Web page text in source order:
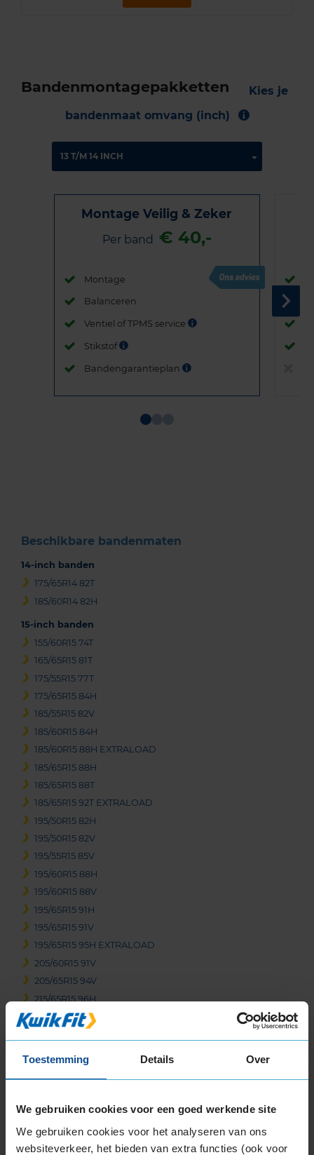
Toestemming Details Over
We gebruiken cookies voor een goed werkende site
We gebruiken cookies voor het analyseren van ons
websiteverkeer, het bieden van extra functies (ook voor
Bandenmontagepakketten
Kies je
bandenmaat omvang (inch)
Montage Veilig & Zeker
Per band € 40,-
Montage
Balanceren
Ventiel of TPMS service
Stikstof
Bandengarantieplan
Beschikbare bandenmaten
14-inch banden
175/65R14 82T
185/60R14 82H
15-inch banden
155/60R15 74T
165/65R15 81T
175/55R15 77T
175/65R15 84H
185/55R15 82V
185/60R15 84H
185/60R15 88H EXTRALOAD
185/65R15 88H
185/65R15 88T
185/65R15 92T EXTRALOAD
195/50R15 82H
195/50R15 82V
195/55R15 85V
195/60R15 88H
195/60R15 88V
195/65R15 91H
195/65R15 91V
195/65R15 95H EXTRALOAD
205/60R15 91V
205/65R15 94V
215/65R15 96H
16-inch banden
195/45R16 84V EXTRALOAD
195/50R16 88V EXTRALOAD
195/55R16 91H EXTRALOAD
195/55R16 91V EXTRALOAD
205/45R16 87W EXTRALOAD